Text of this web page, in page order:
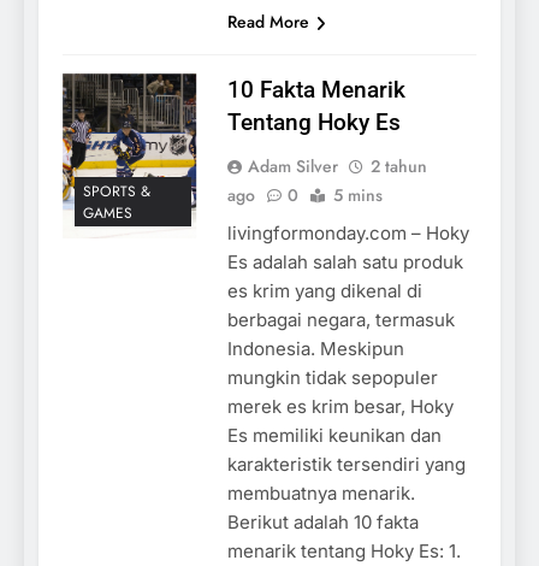
Read More
SPORTS &
GAMES
10 Fakta Menarik
Tentang Hoky Es
Adam Silver
2 tahun
ago
0 5 mins
livingformonday.com – Hoky
Es adalah salah satu produk
es krim yang dikenal di
berbagai negara, termasuk
Indonesia. Meskipun
mungkin tidak sepopuler
merek es krim besar, Hoky
Es memiliki keunikan dan
karakteristik tersendiri yang
membuatnya menarik.
Berikut adalah 10 fakta
menarik tentang Hoky Es: 1.